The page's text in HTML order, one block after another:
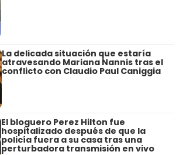
La delicada situación que estaría
atravesando Mariana Nannis tras el
conflicto con Claudio Paul Caniggia
El bloguero Perez Hilton fue
hospitalizado después de que la
policía fuera a su casa tras una
perturbadora transmisión en vivo